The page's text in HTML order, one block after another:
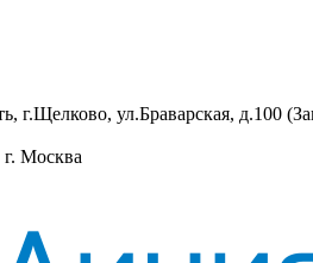
г.Щелково, ул.Браварская, д.100
Москва